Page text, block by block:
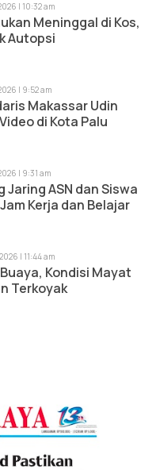
| 10:32 am
Meninggal di Kos,
Autopsi
| 9:52 am
Makassar Udin
di Kota Palu
| 9:31 am
Jaring ASN dan Siswa
Kerja dan Belajar
| 11:44 am
Kondisi Mayat
Terkoyak